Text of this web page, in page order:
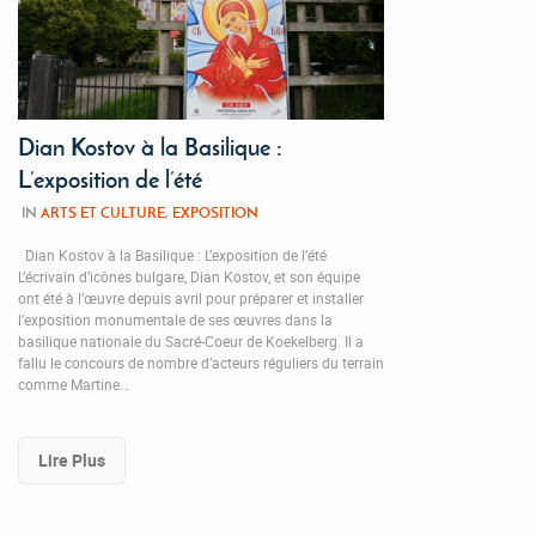
Dian Kostov à la Basilique :
L’exposition de l’été
IN ARTS ET CULTURE, EXPOSITION
Dian Kostov à la Basilique : L’exposition de l’été
L’écrivain d’icônes bulgare, Dian Kostov, et son équipe
ont été à l’œuvre depuis avril pour préparer et installer
l’exposition monumentale de ses œuvres dans la
basilique nationale du Sacré-Coeur de Koekelberg. Il a
fallu le concours de nombre d’acteurs réguliers du terrain
comme Martine…
Lire Plus